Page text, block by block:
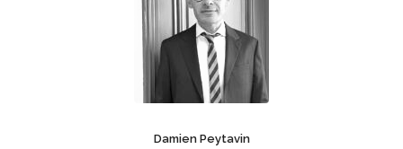
Damien Peytavin